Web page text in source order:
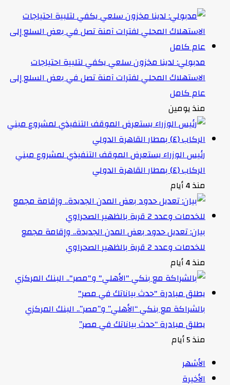
مدبولي: لدينا مخزون سلعي يكفي لتلبية احتياجات
الاستهلاك المحلي لفترات آمنة تصل في بعض السلع إلى
عام كامل
منذ يومين
رئيس الوزراء يستعرض الموقف التنفيذي لمشروع مبني
الركاب (٤) بمطار القاهرة الدولي
منذ 4 أيام
بيان: تعديل حدود بعض المدن الجديدة.. وإقامة مجمع
للخدمات وعدد 2 قرية بالظهير الصحراوي
منذ 4 أيام
بالشراكة مع بنكي “الأهلي” و”مصر”.. البنك المركزي
يطلق مبادرة “حدث بياناتك في مصر”
منذ 5 أيام
الأشهر
الأخيرة